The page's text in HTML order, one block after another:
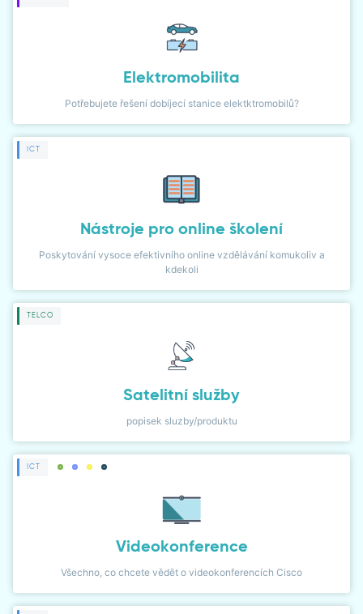
Elektromobilita
Potřebujete řešení dobíjecí stanice elektktromobilů?
ICT
Nástroje pro online školení
Poskytování vysoce efektivního online vzdělávání komukoliv a
kdekoli
TELCO
Satelitní služby
popisek sluzby/produktu
ICT
Videokonference
Všechno, co chcete vědět o videokonferencích Cisco